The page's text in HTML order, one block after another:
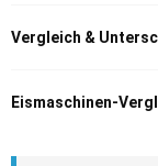
Vergleich &
Eismaschinen-